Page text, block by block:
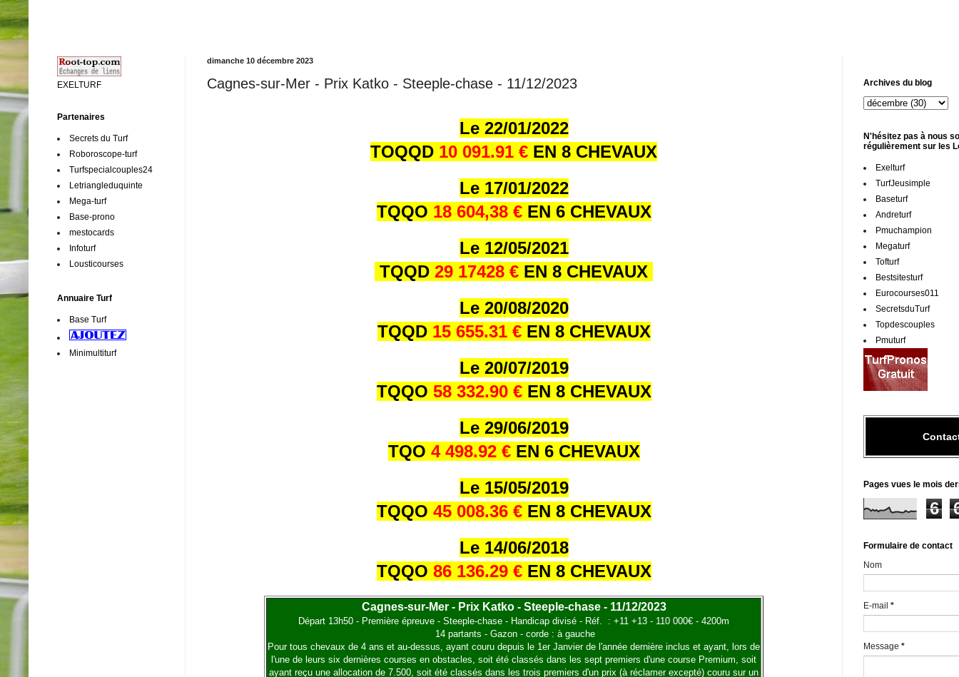
dimanche 10 décembre 2023
Cagnes-sur-Mer - Prix Katko - Steeple-chase - 11/12/2023
Le 22/01/2022
TOQQD 10 091.91 € EN 8 CHEVAUX
Le 17/01/2022
TQQO 18 604,38 € EN 6 CHEVAUX
Le 12/05/2021
TQQD 29 17428 € EN 8 CHEVAUX
Le 20/08/2020
TQQD 15 655.31 € EN 8 CHEVAUX
Le 20/07/2019
TQQO 58 332.90 € EN 8 CHEVAUX
Le 29/06/2019
TQO 4 498.92 € EN 6 CHEVAUX
Le 15/05/2019
TQQO 45 008.36 € EN 8 CHEVAUX
Le 14/06/2018
TQQO 86 136.29 € EN 8 CHEVAUX
Cagnes-sur-Mer - Prix Katko - Steeple-chase - 11/12/2023
Départ 13h50 - Première épreuve - Steeple-chase - Handicap divisé - Réf. : +11 +13 - 110 000€ - 4200m
14 partants - Gazon - corde : à gauche
Pour tous chevaux de 4 ans et au-dessus, ayant couru depuis le 1er Janvier de l'année dernière inclus et ayant, lors de
l'une de leurs six dernières courses en obstacles, soit été classés dans les sept premiers d'une course Premium, soit
ayant reçu une allocation de 7.500, soit été classés dans les trois premiers d'un prix (à réclamer excepté) couru sur un
EXELTURF
Partenaires
Secrets du Turf
Roboroscope-turf
Turfspecialcouples24
Letriangleduquinte
Mega-turf
Base-prono
mestocards
Infoturf
Lousticourses
Annuaire Turf
Base Turf
Minimultiturf
Archives du blog
N'hésitez pas à nous
régulièrement sur les
Exelturf
TurfJeusimple
Baseturf
Andreturf
Pmuchampion
Megaturf
Tofturf
Bestsitesturf
Eurocourses011
SecretsduTurf
Topdescouples
Pmuturf
Pages vues le mois
6
Formulaire de contact
Nom
E-mail *
Message *